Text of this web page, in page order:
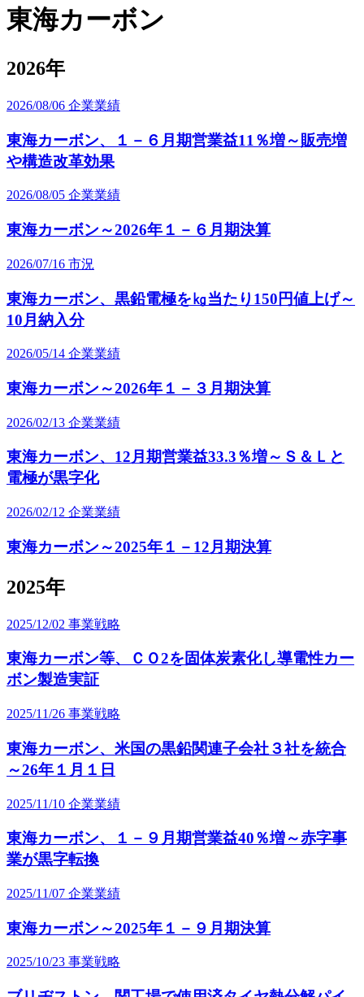
東海カーボン
2026年
2026/08/06 企業業績
東海カーボン、１－６月期営業益11％増～販売増
や構造改革効果
2026/08/05 企業業績
東海カーボン～2026年１－６月期決算
2026/07/16 市況
東海カーボン、黒鉛電極を㎏当たり150円値上げ～
10月納入分
2026/05/14 企業業績
東海カーボン～2026年１－３月期決算
2026/02/13 企業業績
東海カーボン、12月期営業益33.3％増～Ｓ＆Ｌと
電極が黒字化
2026/02/12 企業業績
東海カーボン～2025年１－12月期決算
2025年
2025/12/02 事業戦略
東海カーボン等、ＣＯ2を固体炭素化し導電性カー
ボン製造実証
2025/11/26 事業戦略
東海カーボン、米国の黒鉛関連子会社３社を統合
～26年１月１日
2025/11/10 企業業績
東海カーボン、１－９月期営業益40％増～赤字事
業が黒字転換
2025/11/07 企業業績
東海カーボン～2025年１－９月期決算
2025/10/23 事業戦略